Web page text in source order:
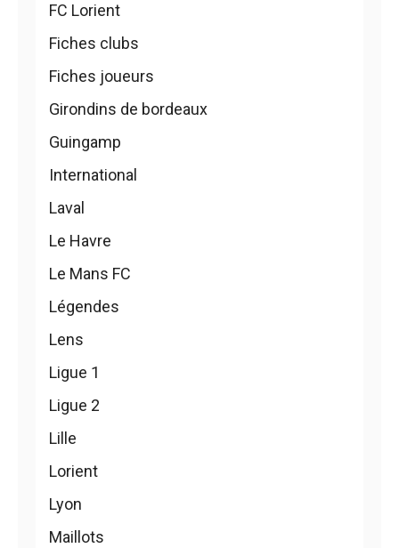
FC Lorient
Fiches clubs
Fiches joueurs
Girondins de bordeaux
Guingamp
International
Laval
Le Havre
Le Mans FC
Légendes
Lens
Ligue 1
Ligue 2
Lille
Lorient
Lyon
Maillots